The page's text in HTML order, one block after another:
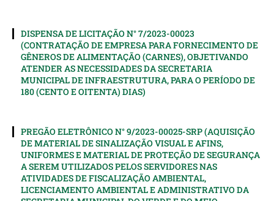
DISPENSA DE LICITAÇÃO N° 7/2023-00023
(CONTRATAÇÃO DE EMPRESA PARA FORNECIMENTO DE
GÊNEROS DE ALIMENTAÇÃO (CARNES), OBJETIVANDO
ATENDER AS NECESSIDADES DA SECRETARIA
MUNICIPAL DE INFRAESTRUTURA, PARA O PERÍODO DE
180 (CENTO E OITENTA) DIAS)
PREGÃO ELETRÔNICO N° 9/2023-00025-SRP (AQUISIÇÃO
DE MATERIAL DE SINALIZAÇÃO VISUAL E AFINS,
UNIFORMES E MATERIAL DE PROTEÇÃO DE SEGURANÇA
A SEREM UTILIZADOS PELOS SERVIDORES NAS
ATIVIDADES DE FISCALIZAÇÃO AMBIENTAL,
LICENCIAMENTO AMBIENTAL E ADMINISTRATIVO DA